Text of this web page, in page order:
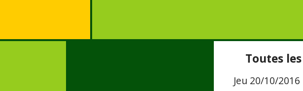
Toutes
Jeu 20/10/